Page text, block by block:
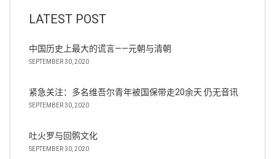
LATEST POST
中国历史上最大的谎言——元朝与清朝
SEPTEMBER 30, 2020
紧急关注：多名维吾尔青年被国保带走20余天 仍无音讯
SEPTEMBER 30, 2020
吐火罗与回鹘文化
SEPTEMBER 30, 2020